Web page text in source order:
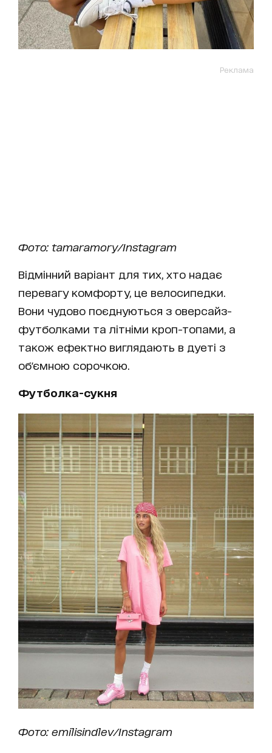
Реклама
Фото: tamaramory/Instagram
Відмінний варіант для тих, хто надає
перевагу комфорту, це велосипедки.
Вони чудово поєднуються з оверсайз-
футболками та літніми кроп-топами, а
також ефектно виглядають в дуеті з
об'ємною сорочкою.
Футболка-сукня
Фото: emilisindlev/Instagram